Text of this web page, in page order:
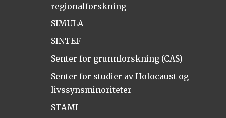
regionalforskning
SIMULA
SINTEF
Senter for grunnforskning (CAS)
Senter for studier av Holocaust og
livssynsminoriteter
STAMI